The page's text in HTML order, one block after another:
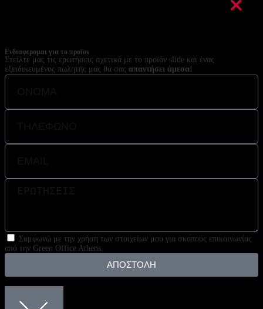
Ενδιαφερομαι για το προϊον
Στείλτε μας τις ερωτήσεις σχετικά με το προϊόν slide και ένας
εξειδικευμένος πωλητής μας θα σας απαντήσει άμεσα!
Συμφωνώ με την χρήση των στοιχείων μου για σκοπούς επικοινωνίας
από την Green Office Athens.
ΑΠΟΣΤΟΛΗ